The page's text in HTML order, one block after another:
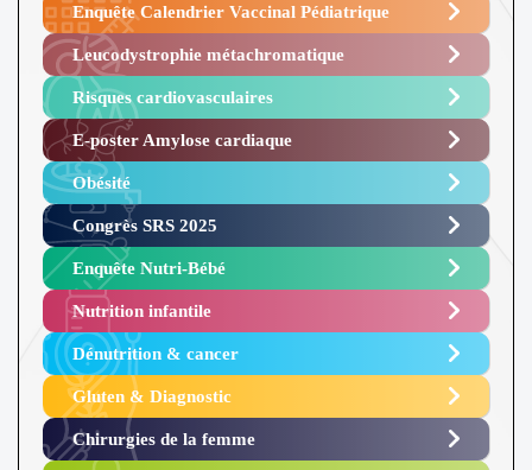
Enquête Calendrier Vaccinal Pédiatrique
Leucodystrophie métachromatique
Risques cardiovasculaires
E-poster Amylose cardiaque ​
Obésité ​
Congrès SRS 2025 ​
Enquête Nutri-Bébé ​
Nutrition infantile
Dénutrition & cancer
Gluten & Diagnostic
Chirurgies de la femme